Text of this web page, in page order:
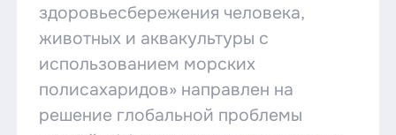
здоровьесбережения человека,
животных и аквакультуры с
использованием морских
полисахаридов» направлен на
решение глобальной проблемы